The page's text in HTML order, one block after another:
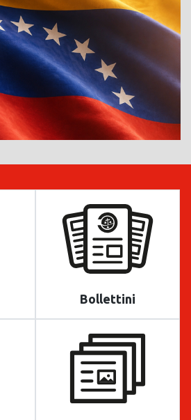
Bollettini